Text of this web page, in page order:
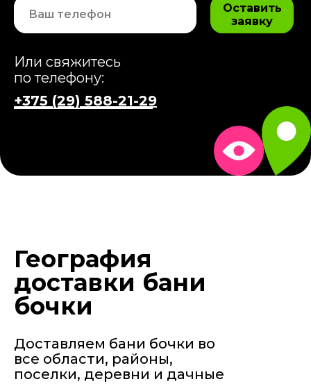
Оставить
заявку
Или свяжитесь
по телефону:
+375 (29) 588-21-29
География
доставки бани
бочки
Доставляем бани бочки во
все области, районы,
поселки, деревни и дачные